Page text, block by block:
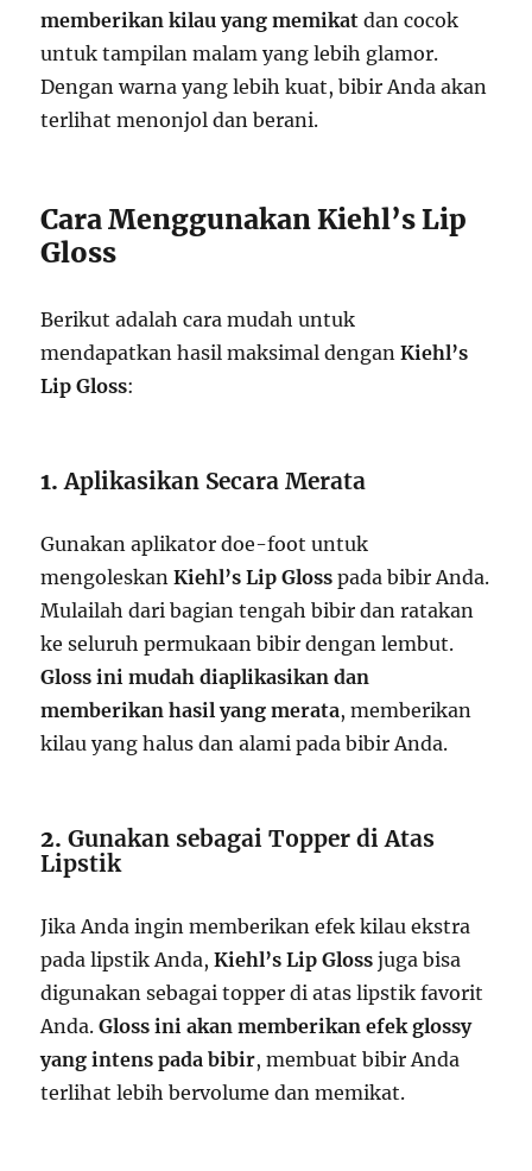
memberikan kilau yang memikat dan cocok
untuk tampilan malam yang lebih glamor.
Dengan warna yang lebih kuat, bibir Anda akan
terlihat menonjol dan berani.
Cara Menggunakan Kiehl’s Lip
Gloss
Berikut adalah cara mudah untuk
mendapatkan hasil maksimal denganKiehl’s
Lip Gloss:
1.Aplikasikan Secara Merata
Gunakan aplikator doe-foot untuk
mengoleskanKiehl’s Lip Gloss pada bibir Anda.
Mulailah dari bagian tengah bibir dan ratakan
ke seluruh permukaan bibir dengan lembut.
Gloss ini mudah diaplikasikan dan
memberikan hasil yang merata, memberikan
kilau yang halus dan alami pada bibir Anda.
2.Gunakan sebagai Topper di Atas
Lipstik
Jika Anda ingin memberikan efek kilau ekstra
pada lipstik Anda,Kiehl’s Lip Gloss juga bisa
digunakan sebagai topper di atas lipstik favorit
Anda.Gloss ini akan memberikan efek glossy
yang intens pada bibir, membuat bibir Anda
terlihat lebih bervolume dan memikat.